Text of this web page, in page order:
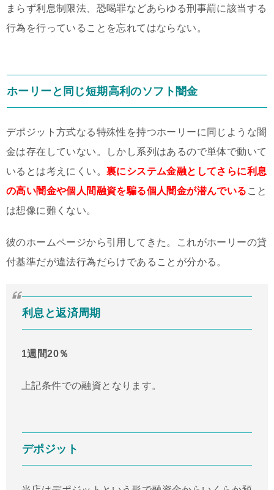
まらず利息制限法、恐喝罪などあらゆる刑事罰に該当する
行為を行っていることを忘れてはならない。
ホーリーと同じ短期高利のソフト闇金
デポジット方式なる特殊性を持つホーリーに同じような闇
金は存在していない。しかし系列はあるので単体で動いて
いるとは考えにくい。 裏にシステム金融としてさらに利息
の高い闇金や個人間融資を騙る個人闇金が潜んでいる こと
は想像に難くない。
彼のホームページから引用してきた。これがホーリーの貸
付基準だが違法行為だらけであることが分かる。
利息と返済周期
1週間20％
上記条件での融資となります。
デポジット